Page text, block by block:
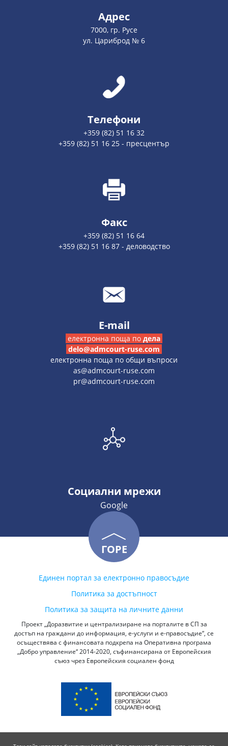
Адрес
7000, гр. Русе
ул. Цариброд № 6
Телефони
+359 (82) 51 16 32
+359 (82) 51 16 25 - пресцентър
Факс
+359 (82) 51 16 64
+359 (82) 51 16 87 - деловодство
E-mail
електронна поща по дела
delo@admcourt-ruse.com
електронна поща по общи въпроси
as@admcourt-ruse.com
pr@admcourt-ruse.com
Социални мрежи
Google
ГОРЕ
Единен портал за електронно правосъдие
Политика за достъпност
Политика за защита на личните данни
Проект „Доразвитие и централизиране на порталите в СП за
достъп на граждани до информация, е-услуги и е-правосъдие“, се
осъществява с финансовата подкрепа на Оперативна програма
„Добро управление“ 2014-2020, съфинансирана от Европейския
съюз чрез Европейския социален фонд